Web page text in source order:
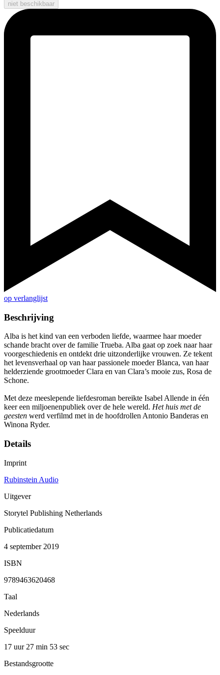
niet beschikbaar
op verlanglijst
Beschrijving
Alba is het kind van een verboden liefde, waarmee haar moeder
schande bracht over de familie Trueba. Alba gaat op zoek naar haar
voorgeschiedenis en ontdekt drie uitzonderlijke vrouwen. Ze tekent
het levensverhaal op van haar passionele moeder Blanca, van haar
helderziende grootmoeder Clara en van Clara’s mooie zus, Rosa de
Schone.
Met deze meeslepende liefdesroman bereikte Isabel Allende in één
keer een miljoenenpubliek over de hele wereld. Het huis met de
geesten werd verfilmd met in de hoofdrollen Antonio Banderas en
Winona Ryder.
Details
Imprint
Rubinstein Audio
Uitgever
Storytel Publishing Netherlands
Publicatiedatum
4 september 2019
ISBN
9789463620468
Taal
Nederlands
Speelduur
17 uur 27 min 53 sec
Bestandsgrootte